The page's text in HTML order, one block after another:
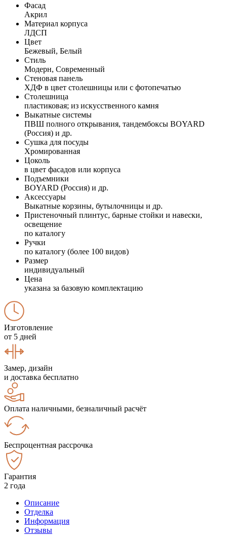
Фасад
Акрил
Материал корпуса
ЛДСП
Цвет
Бежевый, Белый
Стиль
Модерн, Современный
Стеновая панель
ХДФ в цвет столешницы или с фотопечатью
Столешница
пластиковая; из искусственного камня
Выкатные системы
ПВШ полного открывания, тандембоксы BOYARD
(Россия) и др.
Сушка для посуды
Хромированная
Цоколь
в цвет фасадов или корпуса
Подъемники
BOYARD (Россия) и др.
Аксессуары
Выкатные корзины, бутылочницы и др.
Пристеночный плинтус, барные стойки и навески,
освещение
по каталогу
Ручки
по каталогу (более 100 видов)
Размер
индивидуальный
Цена
указана за базовую комплектацию
Изготовление
от 5 дней
Замер, дизайн
и доставка бесплатно
Оплата наличными, безналичный расчёт
Беспроцентная рассрочка
Гарантия
2 года
Описание
Отделка
Информация
Отзывы